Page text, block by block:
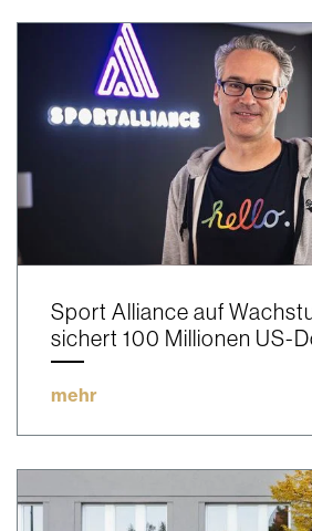
Sport Alliance auf
sichert 100 Millionen US-
mehr